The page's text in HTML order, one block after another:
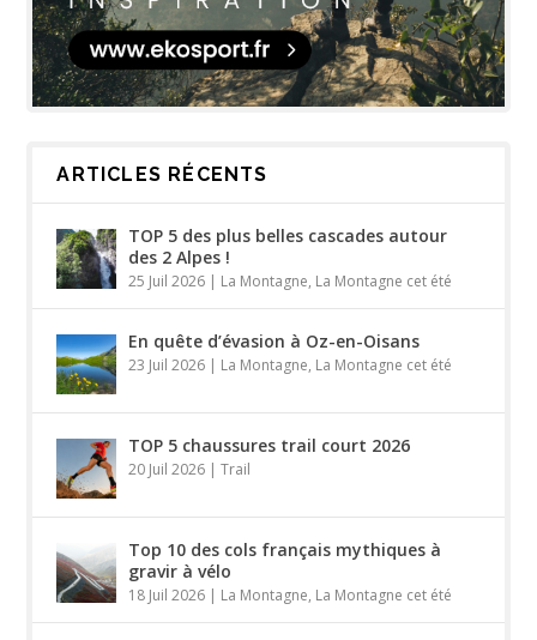
ARTICLES RÉCENTS
TOP 5 des plus belles cascades autour
des 2 Alpes !
25 Juil 2026 | La Montagne, La Montagne cet été
En quête d’évasion à Oz-en-Oisans
23 Juil 2026 | La Montagne, La Montagne cet été
TOP 5 chaussures trail court 2026
20 Juil 2026 |Trail
Top 10 des cols français mythiques à
gravir à vélo
18 Juil 2026 | La Montagne, La Montagne cet été